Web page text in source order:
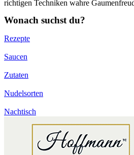
richtigen Techniken wahre
Wonach suchst du?
Rezepte
Saucen
Zutaten
Nudelsorten
Nachtisch